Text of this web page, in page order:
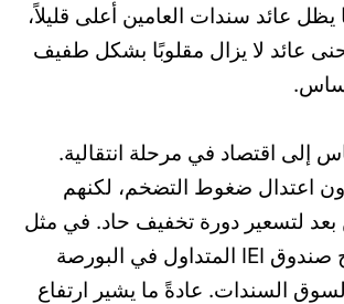
بينما يظل عائد سندات العامين أعلى قليلاً،
عائد لا يزال مقلوبًا بشكل طفيف
إلى اقتصاد في مرحلة انتقالية.
اعتدال ضغوط التضخم، لكنهم
بعد لتسعير دورة تخفيف حاد. في مثل
هذه البيئة، يصبح صندوق IEI المتداول في البورصة
لسوق السندات. عادةً ما يشير ارتفاع